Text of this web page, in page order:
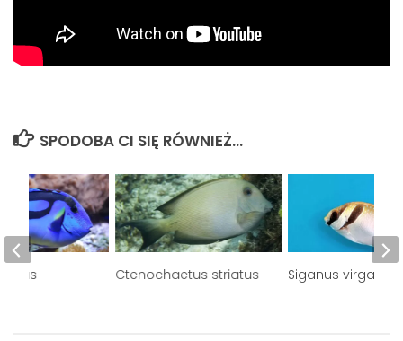
SPODOBA CI SIĘ RÓWNIEŻ...
Ctenochaetus striatus Siganus virgatus